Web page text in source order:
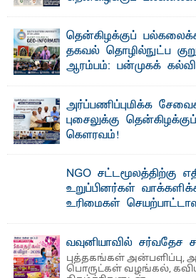
"ஒ ரு மாணவனின் அல்லது
கலைக்கப்படாது" என்ற உறுதியை
தென்கிழக்குப்
தகவல் தொழில்நுட்ப
ஆரம்பம்: பன்முகக்
பேராசிரியர் எம். எம். பாஸில்
தெ ன்கிழக்குப் பல்கலைக்கழகத்தின்
பீடத்தின் புவியியல் துறையினால் ...
அர்ப்பணிப்புமிக்க
புசைலுக்கு
கௌரவம்!
NGO சட்டமூலத்திற்கு
உறுப்பினர்கள்
உரிமைகள்
ஜே. எப். காமிலா பேகம்- இ லங்கை
அமைப்புகள் (NGO) தொடர்பான புதிய
வவுனியாவில் சர்வதேச
புத்தகங்கள் அன்பளிப்பு,
பொருட்கள் வழங்கல்,